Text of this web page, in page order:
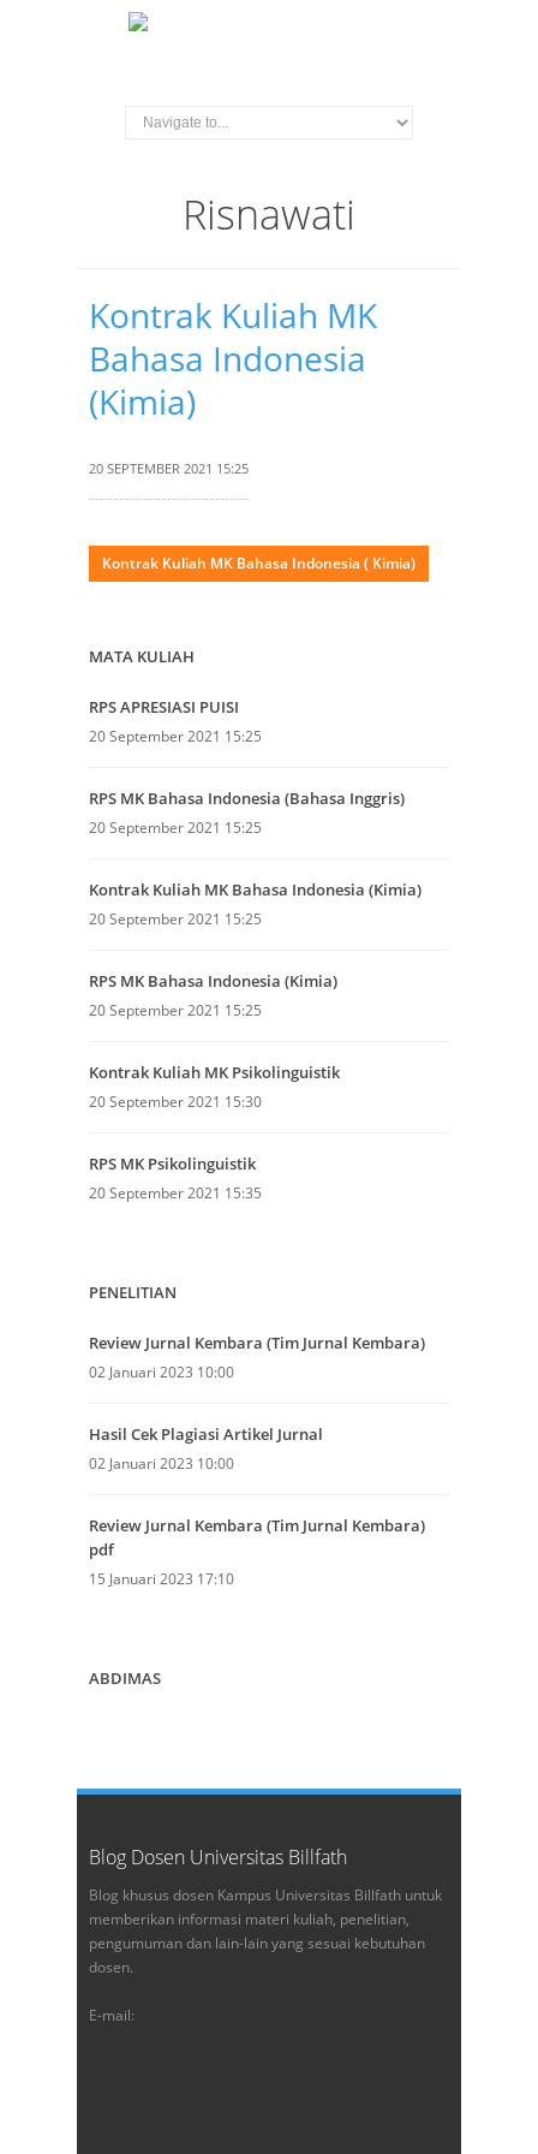
Risnawati
Kontrak Kuliah MK
Bahasa Indonesia
(Kimia)
20 SEPTEMBER 2021 15:25
Kontrak Kuliah MK Bahasa Indonesia ( Kimia)
MATA KULIAH
RPS APRESIASI PUISI
20 September 2021 15:25
RPS MK Bahasa Indonesia (Bahasa Inggris)
20 September 2021 15:25
Kontrak Kuliah MK Bahasa Indonesia (Kimia)
20 September 2021 15:25
RPS MK Bahasa Indonesia (Kimia)
20 September 2021 15:25
Kontrak Kuliah MK Psikolinguistik
20 September 2021 15:30
RPS MK Psikolinguistik
20 September 2021 15:35
PENELITIAN
Review Jurnal Kembara (Tim Jurnal Kembara)
02 Januari 2023 10:00
Hasil Cek Plagiasi Artikel Jurnal
02 Januari 2023 10:00
Review Jurnal Kembara (Tim Jurnal Kembara)
pdf
15 Januari 2023 17:10
ABDIMAS
Blog Dosen Universitas Billfath
Blog khusus dosen Kampus Universitas Billfath untuk
memberikan informasi materi kuliah, penelitian,
pengumuman dan lain-lain yang sesuai kebutuhan
dosen.
E-mail: